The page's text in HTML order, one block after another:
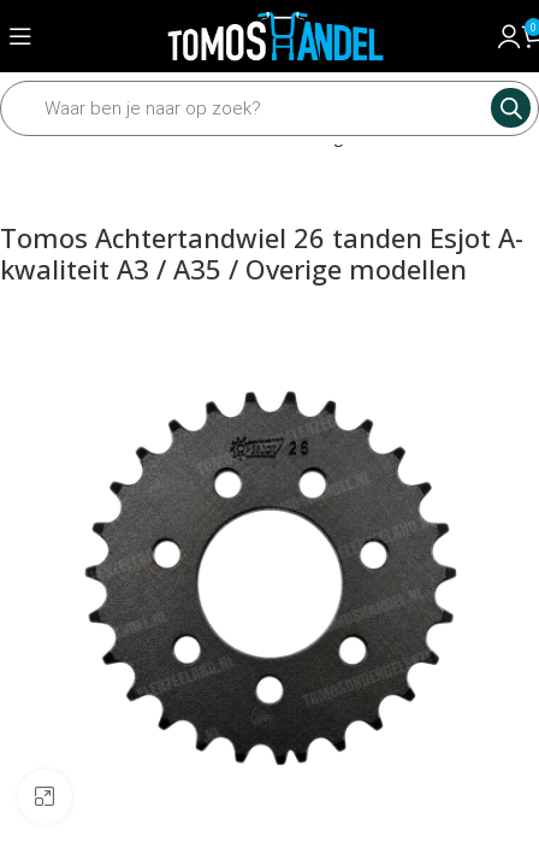
0
Home Mechanisch Tandwielen en kettingen Achtertandwielen
Tomos Achtertandwiel 26 tanden Esjot A-
kwaliteit A3 / A35 / Overige modellen